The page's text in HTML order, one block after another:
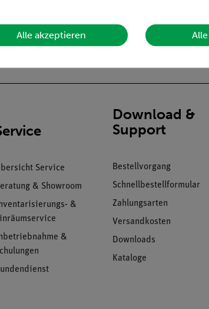
Service
& Showroom
&
&
Download &
Support
Bestellvorgang
Schnellbestellformular
Zahlungsarten
Versandkosten
Downloads
Kataloge
Alle akzeptieren